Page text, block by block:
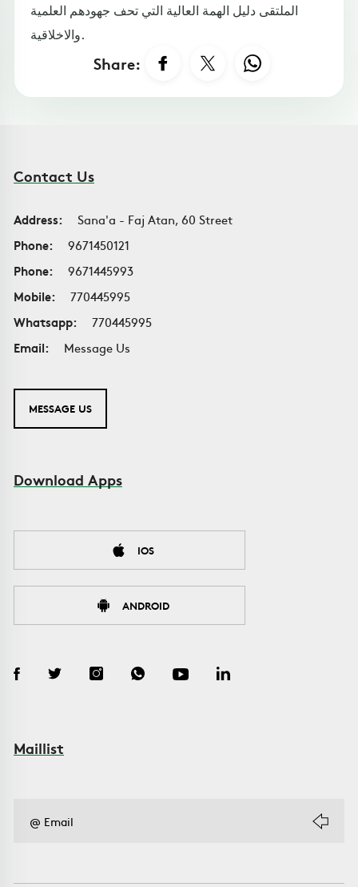
الملتقى دليل الهمة العالية التي تحف جهودهم العلمية
والاخلاقية.
Share:
Contact Us
Address:
Sana'a - Faj Atan, 60 Street
Phone:
9671450121
Phone:
9671445993
Mobile:
770445995
Whatsapp:
770445995
Email:
Message Us
MESSAGE US
Download Apps
IOS
ANDROID
Maillist